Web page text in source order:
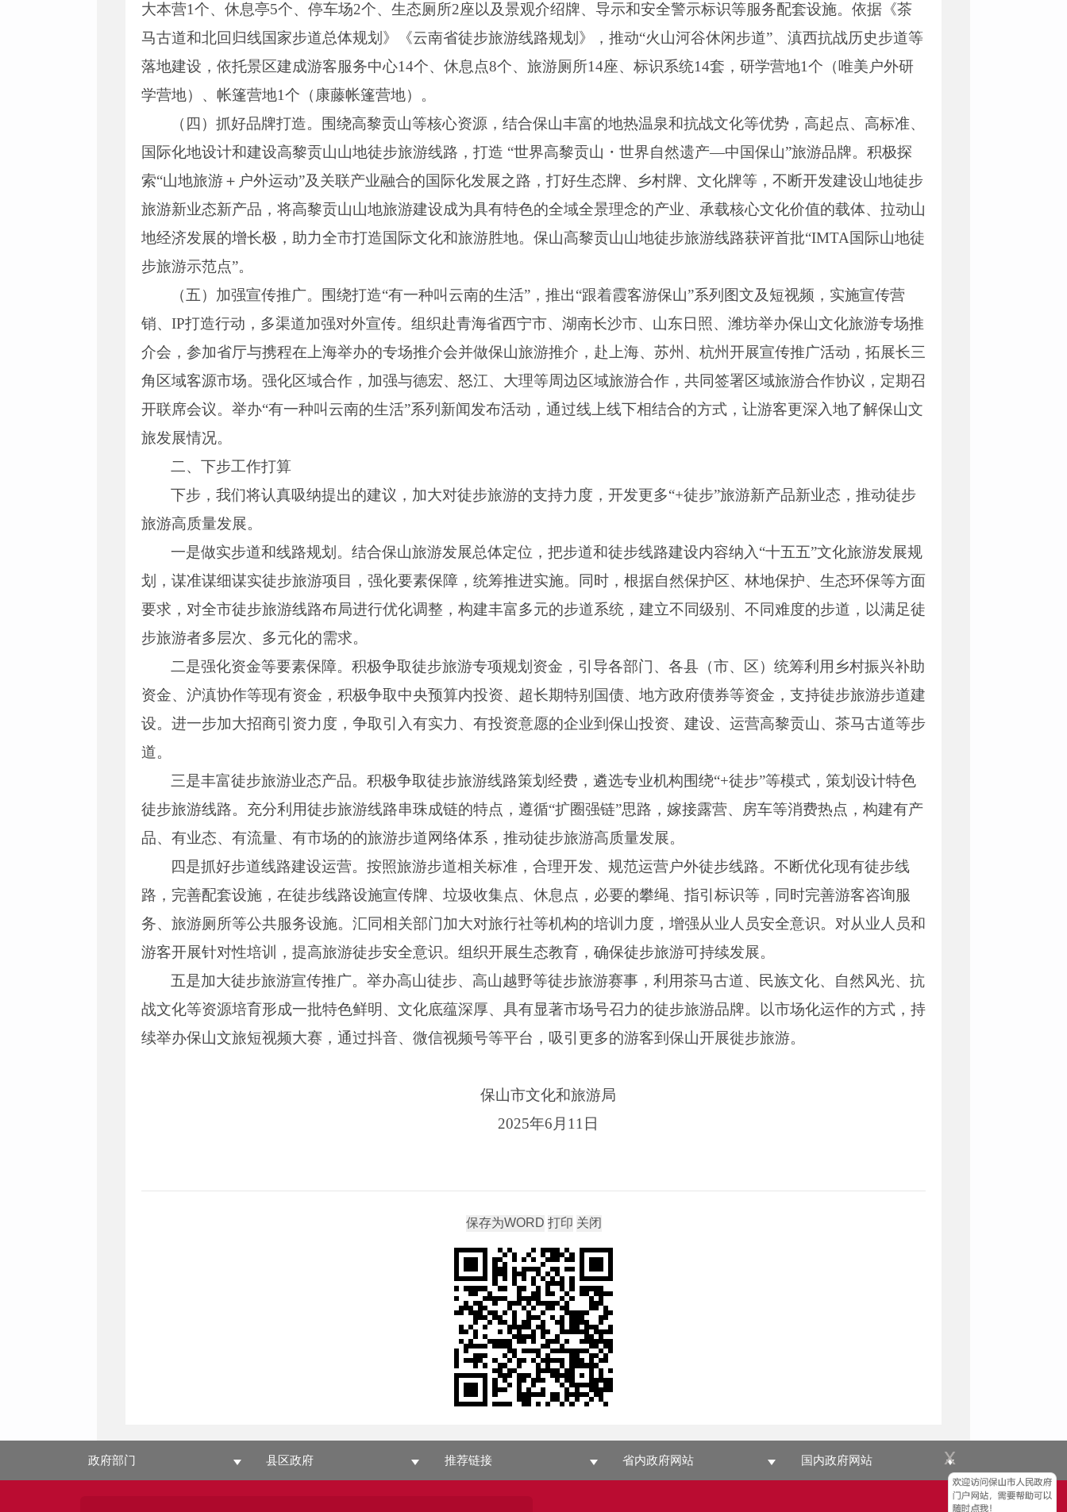
x
大本营1个、休息亭5个、停车场2个、生态厕所2座以及景观介绍牌、导示和安全警示标识等服务配套设施。依据《茶
马古道和北回归线国家步道总体规划》《云南省徒步旅游线路规划》，推动“火山河谷休闲步道”、滇西抗战历史步道等
落地建设，依托景区建成游客服务中心14个、休息点8个、旅游厕所14座、标识系统14套，研学营地1个（唯美户外研
学营地）、帐篷营地1个（康藤帐篷营地）。
（四）抓好品牌打造。围绕高黎贡山等核心资源，结合保山丰富的地热温泉和抗战文化等优势，高起点、高标准、
国际化地设计和建设高黎贡山山地徒步旅游线路，打造 “世界高黎贡山・世界自然遗产—中国保山”旅游品牌。积极探
索“山地旅游＋户外运动”及关联产业融合的国际化发展之路，打好生态牌、乡村牌、文化牌等，不断开发建设山地徒步
旅游新业态新产品，将高黎贡山山地旅游建设成为具有特色的全域全景理念的产业、承载核心文化价值的载体、拉动山
地经济发展的增长极，助力全市打造国际文化和旅游胜地。保山高黎贡山山地徒步旅游线路获评首批“IMTA国际山地徒
步旅游示范点”。
（五）加强宣传推广。围绕打造“有一种叫云南的生活”，推出“跟着霞客游保山”系列图文及短视频，实施宣传营
销、IP打造行动，多渠道加强对外宣传。组织赴青海省西宁市、湖南长沙市、山东日照、潍坊举办保山文化旅游专场推
介会，参加省厅与携程在上海举办的专场推介会并做保山旅游推介，赴上海、苏州、杭州开展宣传推广活动，拓展长三
角区域客源市场。强化区域合作，加强与德宏、怒江、大理等周边区域旅游合作，共同签署区域旅游合作协议，定期召
开联席会议。举办“有一种叫云南的生活”系列新闻发布活动，通过线上线下相结合的方式，让游客更深入地了解保山文
旅发展情况。
二、下步工作打算
下步，我们将认真吸纳提出的建议，加大对徒步旅游的支持力度，开发更多“+徒步”旅游新产品新业态，推动徒步
旅游高质量发展。
一是做实步道和线路规划。结合保山旅游发展总体定位，把步道和徒步线路建设内容纳入“十五五”文化旅游发展规
划，谋准谋细谋实徒步旅游项目，强化要素保障，统筹推进实施。同时，根据自然保护区、林地保护、生态环保等方面
要求，对全市徒步旅游线路布局进行优化调整，构建丰富多元的步道系统，建立不同级别、不同难度的步道，以满足徒
步旅游者多层次、多元化的需求。
二是强化资金等要素保障。积极争取徒步旅游专项规划资金，引导各部门、各县（市、区）统筹利用乡村振兴补助
资金、沪滇协作等现有资金，积极争取中央预算内投资、超长期特别国债、地方政府债券等资金，支持徒步旅游步道建
设。进一步加大招商引资力度，争取引入有实力、有投资意愿的企业到保山投资、建设、运营高黎贡山、茶马古道等步
道。
三是丰富徒步旅游业态产品。积极争取徒步旅游线路策划经费，遴选专业机构围绕“+徒步”等模式，策划设计特色
徒步旅游线路。充分利用徒步旅游线路串珠成链的特点，遵循“扩圈强链”思路，嫁接露营、房车等消费热点，构建有产
品、有业态、有流量、有市场的的旅游步道网络体系，推动徒步旅游高质量发展。
四是抓好步道线路建设运营。按照旅游步道相关标准，合理开发、规范运营户外徒步线路。不断优化现有徒步线
路，完善配套设施，在徒步线路设施宣传牌、垃圾收集点、休息点，必要的攀绳、指引标识等，同时完善游客咨询服
务、旅游厕所等公共服务设施。汇同相关部门加大对旅行社等机构的培训力度，增强从业人员安全意识。对从业人员和
游客开展针对性培训，提高旅游徒步安全意识。组织开展生态教育，确保徒步旅游可持续发展。
五是加大徒步旅游宣传推广。举办高山徒步、高山越野等徒步旅游赛事，利用茶马古道、民族文化、自然风光、抗
战文化等资源培育形成一批特色鲜明、文化底蕴深厚、具有显著市场号召力的徒步旅游品牌。以市场化运作的方式，持
续举办保山文旅短视频大赛，通过抖音、微信视频号等平台，吸引更多的游客到保山开展徙步旅游。
保山市文化和旅游局
2025年6月11日
政府部门 县区政府 推荐链接 省内政府网站 国内政府网站